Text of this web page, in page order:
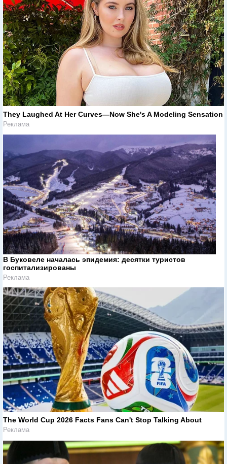
They Laughed At Her Curves—Now She's A Modeling Sensation
Реклама
В Буковеле началась эпидемия: десятки туристов
госпитализированы
Реклама
The World Cup 2026 Facts Fans Can't Stop Talking About
Реклама